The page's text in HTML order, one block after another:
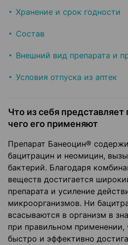
Хранение и срок годности
Состав
Внешний вид препарата и
Условия отпуска из аптек
Что из себя представляет
чего его применяют
Препарат Банеоцин®
бацитрацин и неомицин,
бактерий. Благодаря
веществ достигается
препарата и усиление
микроорганизмов. Ни
всасываются в организм в
при правильном применении,
быстро и эффективно